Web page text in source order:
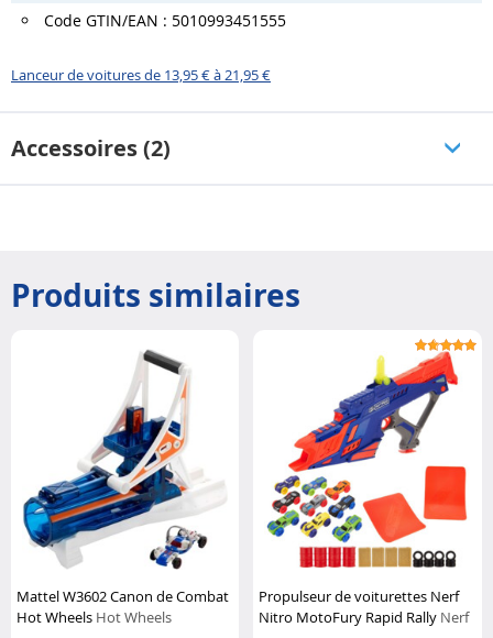
Code GTIN/EAN : 5010993451555
Lanceur de voitures de 13,95 € à 21,95 €
Accessoires (2)
Produits similaires
Mattel W3602 Canon de Combat
Hot Wheels Hot Wheels
Propulseur de voiturettes Nerf
Nitro MotoFury Rapid Rally Nerf